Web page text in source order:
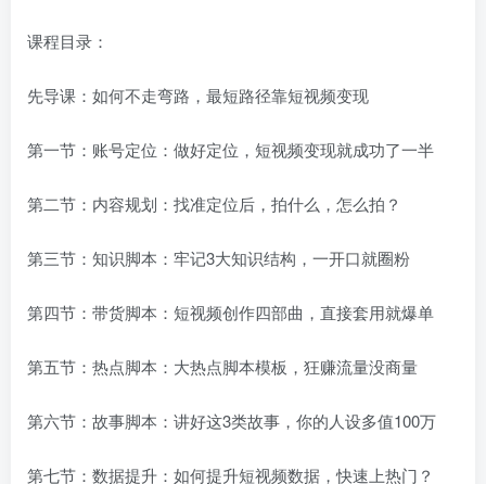
课程目录：
先导课：如何不走弯路，最短路径靠短视频变现
第一节：账号定位：做好定位，短视频变现就成功了一半
第二节：内容规划：找准定位后，拍什么，怎么拍？
第三节：知识脚本：牢记3大知识结构，一开口就圈粉
第四节：带货脚本：短视频创作四部曲，直接套用就爆单
第五节：热点脚本：大热点脚本模板，狂赚流量没商量
第六节：故事脚本：讲好这3类故事，你的人设多值100万
第七节：数据提升：如何提升短视频数据，快速上热门？